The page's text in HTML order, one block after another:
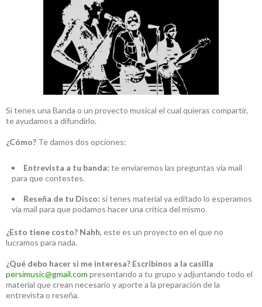
Si tenes una Banda o un proyecto musical el cual quieras compartir,
te ayudamos a difundirlo.
¿Cómo? Te damos dos opciones:
Entrevista a tu banda: te enviaremos las preguntas vía mail
para que contestes.
Reseña de tu Disco: si tenes material ya editado lo esperamos
vía mail para que podamos hacer una crítica del mismo.
¿Esto tiene costo? Nahh, este es un proyecto en el que no
lucramos para nada.
¿Qué debo hacer si me interesa? Escribinos a la casilla
persimusic@gmail.com presentando a tu grupo y adjuntando todo el
material que crean necesario y aporte a la preparación de la
entrevista o reseña.